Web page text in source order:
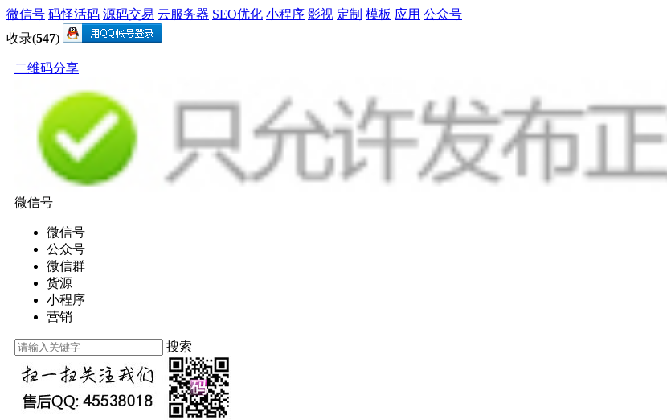
微信号 码怪活码 源码交易 云服务器 SEO优化 小程序 影视 定制 模板 应用 公众号
收录(547)
二维码分享
微信号
微信号
公众号
微信群
货源
小程序
营销
搜索